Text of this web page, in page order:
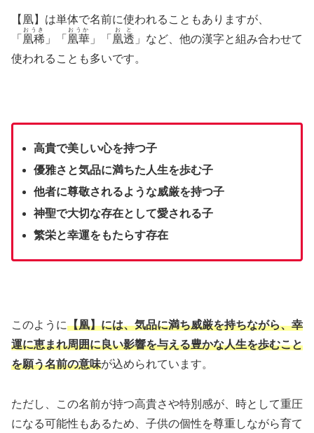
【凰】は単体で名前に使われることもありますが、
「 凰稀
おうき
」「 凰華
おうか
」「 凰透
おと
」など、他の漢字と組み合わせて
使われることも多いです。
高貴で美しい心を持つ子
優雅さと気品に満ちた人生を歩む子
他者に尊敬されるような威厳を持つ子
神聖で大切な存在として愛される子
繁栄と幸運をもたらす存在
このように【凰】には、気品に満ち威厳を持ちながら、幸
運に恵まれ周囲に良い影響を与える豊かな人生を歩むこと
を願う名前の意味が込められています。
ただし、この名前が持つ高貴さや特別感が、時として重圧
になる可能性もあるため、子供の個性を尊重しながら育て